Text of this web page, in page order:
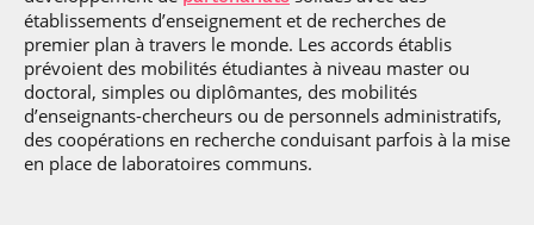
établissements d’enseignement et de recherches de
premier plan à travers le monde. Les accords établis
prévoient des mobilités étudiantes à niveau master ou
doctoral, simples ou diplômantes, des mobilités
d’enseignants-chercheurs ou de personnels administratifs,
des coopérations en recherche conduisant parfois à la mise
en place de laboratoires communs.